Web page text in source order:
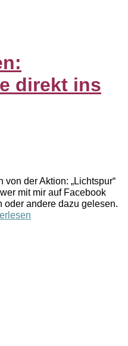
direkt ins
von der Aktion: „Lichtspur“
mit mir auf Facebook
oder andere dazu gelesen.